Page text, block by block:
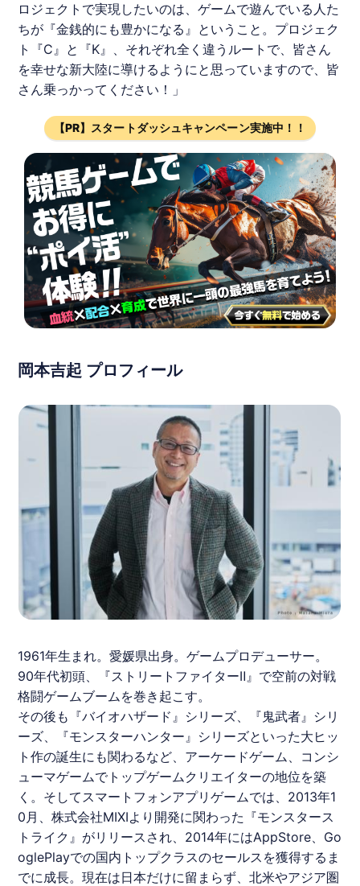
ロジェクトで実現したいのは、ゲームで遊んでいる人た
ちが『金銭的にも豊かになる』ということ。プロジェク
ト『C』と『K』、それぞれ全く違うルートで、皆さん
を幸せな新大陸に導けるようにと思っていますので、皆
さん乗っかってください！」
【PR】スタートダッシュキャンペーン実施中！！
岡本吉起 プロフィール
1961年生まれ。愛媛県出身。ゲームプロデューサー。
90年代初頭、『ストリートファイターⅡ』で空前の対戦
格闘ゲームブームを巻き起こす。
その後も『バイオハザード』シリーズ、『鬼武者』シリ
ーズ、『モンスターハンター』シリーズといった大ヒッ
ト作の誕生にも関わるなど、アーケードゲーム、コンシ
ューマゲームでトップゲームクリエイターの地位を築
く。そしてスマートフォンアプリゲームでは、2013年1
0月、株式会社MIXIより開発に関わった『モンスタース
トライク』がリリースされ、2014年にはAppStore、Go
oglePlayでの国内トップクラスのセールスを獲得するま
でに成長。現在は日本だけに留まらず、北米やアジア圏